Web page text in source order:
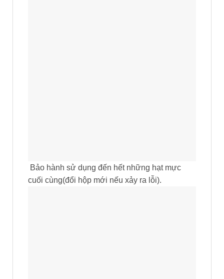
Bảo hành sử dụng đến hết những hạt mực
cuối cùng(đổi hộp mới nếu xảy ra lỗi).